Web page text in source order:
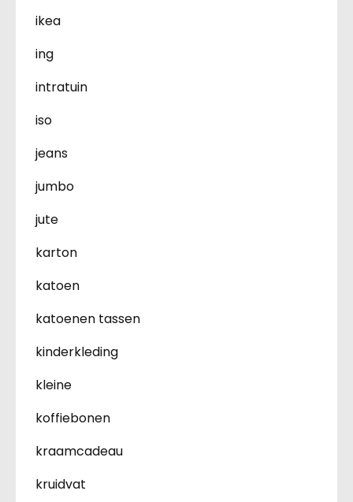
ikea
ing
intratuin
iso
jeans
jumbo
jute
karton
katoen
katoenen tassen
kinderkleding
kleine
koffiebonen
kraamcadeau
kruidvat